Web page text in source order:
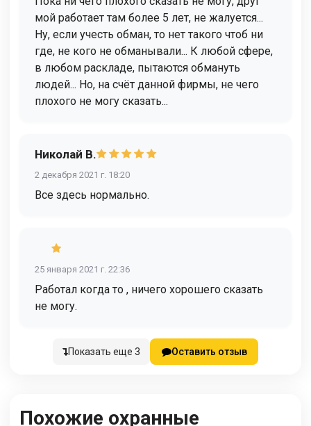
мой работает там более 5 лет, не жалуется...
Ну, если учесть обман, то нет такого чтоб ни
где, не кого не обманывали... К любой сфере,
в любом раскладе, пытаются обмануть
людей... Но, на счёт данной фирмы, не чего
плохого не могу сказать...
Николай В.
2 декабря 2021 г. 18:20
Все здесь нормально.
25 января 2021 г. 22:36
Работал когда то , ничего хорошего сказать
не могу.
Показать еще 3 Оставить отзыв
Похожие охранные